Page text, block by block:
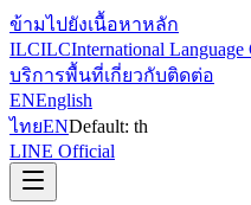
ข้ามไปยังเนื้อหาหลัก
ILCILCInternational Language
บริการพื้นที่เกี่ยวกับติดต่อ
ENEnglish
ไทยENDefault: th
LINE Official